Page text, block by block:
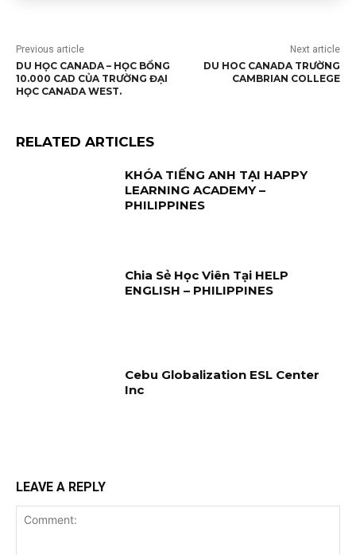
Previous article
DU HỌC CANADA – HỌC BỔNG
10.000 CAD CỦA TRƯỜNG ĐẠI
HỌC CANADA WEST.
Next article
DU HOC CANADA TRƯỜNG
CAMBRIAN COLLEGE
RELATED ARTICLES
KHÓA TIẾNG ANH TẠI HAPPY
LEARNING ACADEMY –
PHILIPPINES
Chia Sẻ Học Viên Tại HELP
ENGLISH – PHILIPPINES
Cebu Globalization ESL Center
Inc
LEAVE A REPLY